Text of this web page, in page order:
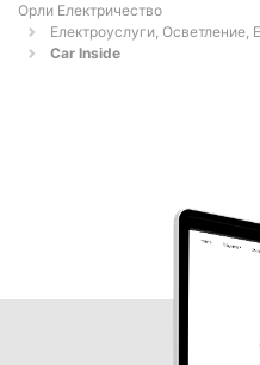
Орли Електричество
Електроуслуги, Осветление,
Car Inside